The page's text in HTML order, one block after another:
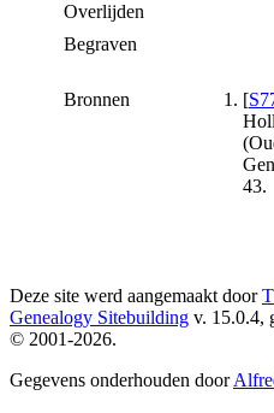
Overlijden
Begraven
Bronnen [
43.
Deze site werd aangemaakt door
Genealogy Sitebuilding v. 15.0.4,
© 2001-2026.
Gegevens onderhouden door